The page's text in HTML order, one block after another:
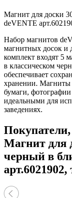
Магнит для доски
deVENTE
Набор магнитов
магнитных досок и
комплект входят 5
в классическом
обеспечивает
хранении.
бумаги,
идеальными для
заведениях.
Магнит для
черный в